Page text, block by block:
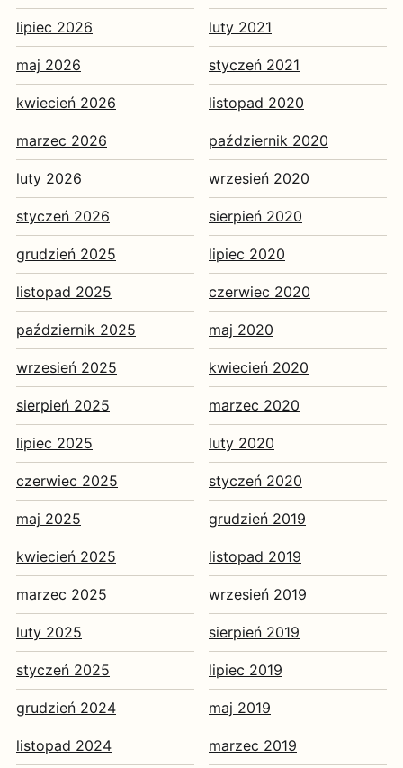
lipiec 2026
maj 2026
kwiecień 2026
marzec 2026
luty 2026
styczeń 2026
grudzień 2025
listopad 2025
październik 2025
wrzesień 2025
sierpień 2025
lipiec 2025
czerwiec 2025
maj 2025
kwiecień 2025
marzec 2025
luty 2025
styczeń 2025
grudzień 2024
listopad 2024
luty 2021
styczeń 2021
listopad 2020
październik 2020
wrzesień 2020
sierpień 2020
lipiec 2020
czerwiec 2020
maj 2020
kwiecień 2020
marzec 2020
luty 2020
styczeń 2020
grudzień 2019
listopad 2019
wrzesień 2019
sierpień 2019
lipiec 2019
maj 2019
marzec 2019